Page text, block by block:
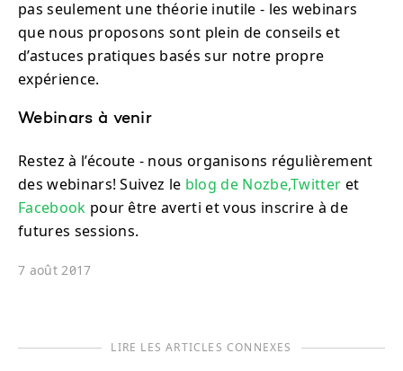
pas seulement une théorie inutile - les webinars
que nous proposons sont plein de conseils et
d’astuces pratiques basés sur notre propre
expérience.
Webinars à venir
Restez à l’écoute - nous organisons régulièrement
des webinars! Suivez le blog de Nozbe,Twitter et
Facebook pour être averti et vous inscrire à de
futures sessions.
7 août 2017
LIRE LES ARTICLES CONNEXES